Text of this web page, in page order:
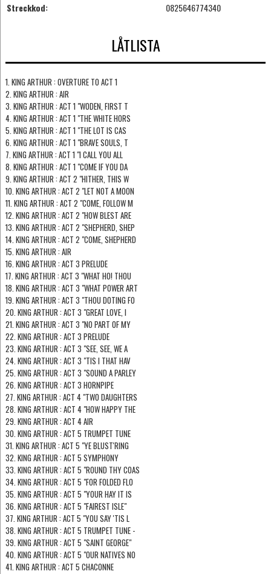
Streckkod:
0825646774340
LÅTLISTA
1. KING ARTHUR : OVERTURE TO ACT 1
2. KING ARTHUR : AIR
3. KING ARTHUR : ACT 1 "WODEN, FIRST T
4. KING ARTHUR : ACT 1 "THE WHITE HORS
5. KING ARTHUR : ACT 1 "THE LOT IS CAS
6. KING ARTHUR : ACT 1 "BRAVE SOULS, T
7. KING ARTHUR : ACT 1 "I CALL YOU ALL
8. KING ARTHUR : ACT 1 "COME IF YOU DA
9. KING ARTHUR : ACT 2 "HITHER, THIS W
10. KING ARTHUR : ACT 2 "LET NOT A MOON
11. KING ARTHUR : ACT 2 "COME, FOLLOW M
12. KING ARTHUR : ACT 2 "HOW BLEST ARE
13. KING ARTHUR : ACT 2 "SHEPHERD, SHEP
14. KING ARTHUR : ACT 2 "COME, SHEPHERD
15. KING ARTHUR : AIR
16. KING ARTHUR : ACT 3 PRELUDE
17. KING ARTHUR : ACT 3 "WHAT HO! THOU
18. KING ARTHUR : ACT 3 "WHAT POWER ART
19. KING ARTHUR : ACT 3 "THOU DOTING FO
20. KING ARTHUR : ACT 3 "GREAT LOVE, I
21. KING ARTHUR : ACT 3 "NO PART OF MY
22. KING ARTHUR : ACT 3 PRELUDE
23. KING ARTHUR : ACT 3 "SEE, SEE, WE A
24. KING ARTHUR : ACT 3 "TIS I THAT HAV
25. KING ARTHUR : ACT 3 "SOUND A PARLEY
26. KING ARTHUR : ACT 3 HORNPIPE
27. KING ARTHUR : ACT 4 "TWO DAUGHTERS
28. KING ARTHUR : ACT 4 "HOW HAPPY THE
29. KING ARTHUR : ACT 4 AIR
30. KING ARTHUR : ACT 5 TRUMPET TUNE
31. KING ARTHUR : ACT 5 "YE BLUST'RING
32. KING ARTHUR : ACT 5 SYMPHONY
33. KING ARTHUR : ACT 5 "ROUND THY COAS
34. KING ARTHUR : ACT 5 "FOR FOLDED FLO
35. KING ARTHUR : ACT 5 "YOUR HAY IT IS
36. KING ARTHUR : ACT 5 "FAIREST ISLE"
37. KING ARTHUR : ACT 5 "YOU SAY 'TIS L
38. KING ARTHUR : ACT 5 TRUMPET TUNE -
39. KING ARTHUR : ACT 5 "SAINT GEORGE"
40. KING ARTHUR : ACT 5 "OUR NATIVES NO
41. KING ARTHUR : ACT 5 CHACONNE